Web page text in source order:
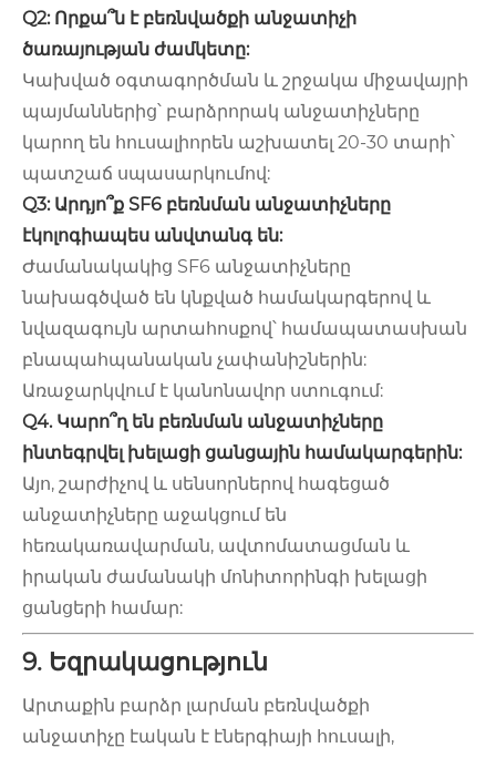
Q2: Որքա՞ն է բեռնվածքի անջատիչի
ծառայության ժամկետը:
Կախված օգտագործման և շրջակա միջավայրի
պայմաններից՝ բարձրորակ անջատիչները
կարող են հուսալիորեն աշխատել 20-30 տարի՝
պատշաճ սպասարկումով:
Q3: Արդյո՞ք SF6 բեռնման անջատիչները
էկոլոգիապես անվտանգ են:
Ժամանակակից SF6 անջատիչները
նախագծված են կնքված համակարգերով և
նվազագույն արտահոսքով՝ համապատասխան
բնապահպանական չափանիշներին:
Առաջարկվում է կանոնավոր ստուգում:
Q4. Կարո՞ղ են բեռնման անջատիչները
ինտեգրվել խելացի ցանցային համակարգերին:
Այո, շարժիչով և սենսորներով հագեցած
անջատիչները աջակցում են
հեռակառավարման, ավտոմատացման և
իրական ժամանակի մոնիտորինգի խելացի
ցանցերի համար:
9. Եզրակացություն
Արտաքին բարձր լարման բեռնվածքի
անջատիչը էական է էներգիայի հուսալի,